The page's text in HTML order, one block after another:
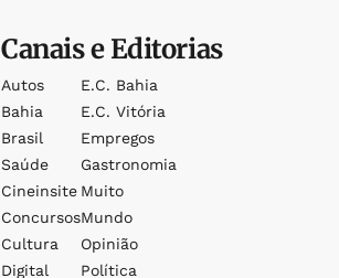
Canais e Editorias
Autos
Bahia
Brasil
Saúde
Cineinsite
Concursos
Cultura
Digital
E.c. Bahia
E.c. Vitória
Empregos
Gastronomia
Muito
Mundo
Opinião
Política